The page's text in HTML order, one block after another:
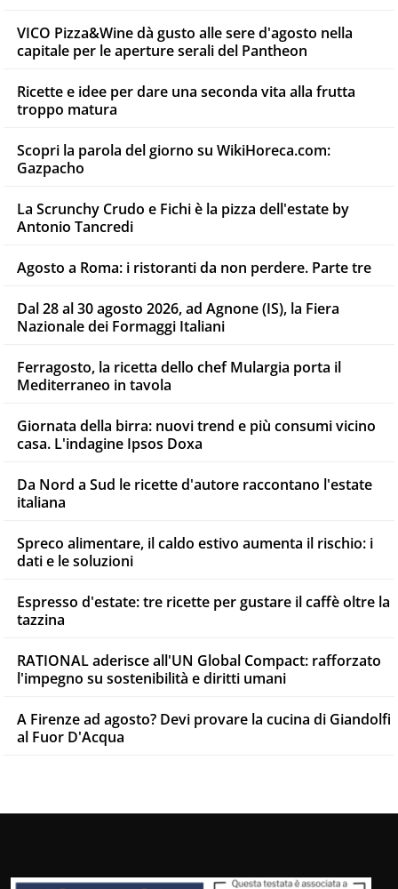
VICO Pizza&Wine dà gusto alle sere d'agosto nella
capitale per le aperture serali del Pantheon
Ricette e idee per dare una seconda vita alla frutta
troppo matura
Scopri la parola del giorno su WikiHoreca.com:
Gazpacho
La Scrunchy Crudo e Fichi è la pizza dell'estate by
Antonio Tancredi
Agosto a Roma: i ristoranti da non perdere. Parte tre
Dal 28 al 30 agosto 2026, ad Agnone (IS), la Fiera
Nazionale dei Formaggi Italiani
Ferragosto, la ricetta dello chef Mulargia porta il
Mediterraneo in tavola
Giornata della birra: nuovi trend e più consumi vicino
casa. L'indagine Ipsos Doxa
Da Nord a Sud le ricette d'autore raccontano l'estate
italiana
Spreco alimentare, il caldo estivo aumenta il rischio: i
dati e le soluzioni
Espresso d'estate: tre ricette per gustare il caffè oltre la
tazzina
RATIONAL aderisce all'UN Global Compact: rafforzato
l'impegno su sostenibilità e diritti umani
A Firenze ad agosto? Devi provare la cucina di Giandolfi
al Fuor D'Acqua